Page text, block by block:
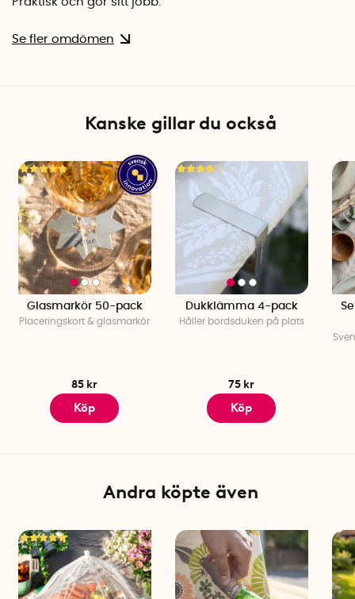
Se fler omdömen
Kanske gillar du också
Glasmarkör 50-pack
Placeringskort & glasmarkör
85 kr
Köp
Dukklämma 4-pack
Håller bordsduken på plats
75 kr
Köp
Andra köpte även